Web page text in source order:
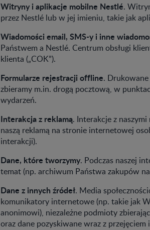
Witryny i aplikacje mobilne Nestlé.
przez Nestlé lub w jej imieniu, takie jak
Wiadomości email, SMS-y i inne
Państwem a Nestlé. Centrum obsługi
klienta („COK”).
Formularze rejestracji offline.
zbieramy m.in. drogą pocztową, w
wydarzeń.
Interakcja z reklamą. Interakcje z
naszą reklamą na stronie internetowej
interakcji).
Dane, które tworzymy. Podczas naszej
temat (np. archiwum Państwa zakupów
Dane z innych źródeł. Media
komunikatory internetowe (np. takie jak
anonimowi), niezależne podmioty
oraz dane pozyskiwane wraz z